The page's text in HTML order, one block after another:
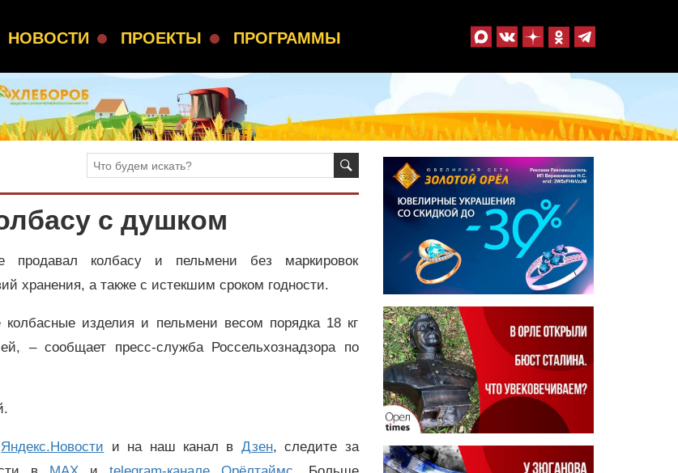
НОВОСТИ ПРОЕКТЫ ПРОГРАММЫ
с душком
колбасу и пельмени без маркировок
хранения, а также с истекшим сроком годности.
колбасные изделия и пельмени весом порядка 18 кг
– сообщает пресс-служба Россельхознадзора по
Яндекс.Новости и на наш канал в Дзен, следите за